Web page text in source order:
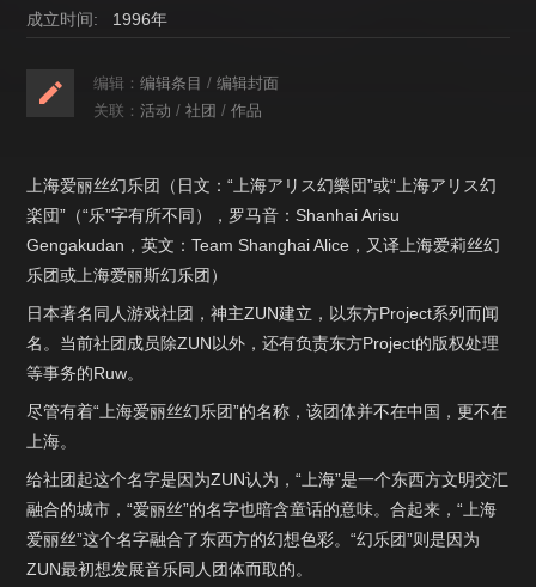
成立时间: 1996年
编辑：编辑条目 /编辑封面
关联：活动 /社团 /作品
上海爱丽丝幻乐团（日文：“上海アリス幻樂団”或“上海アリス幻
楽団”（“乐”字有所不同），罗马音：Shanhai Arisu
Gengakudan，英文：Team Shanghai Alice，又译上海爱莉丝幻
乐团或上海爱丽斯幻乐团）
日本著名同人游戏社团，神主ZUN建立，以东方Project系列而闻
名。当前社团成员除ZUN以外，还有负责东方Project的版权处理
等事务的Ruw。
尽管有着“上海爱丽丝幻乐团”的名称，该团体并不在中国，更不在
上海。
给社团起这个名字是因为ZUN认为，“上海”是一个东西方文明交汇
融合的城市，“爱丽丝”的名字也暗含童话的意味。合起来，“上海
爱丽丝”这个名字融合了东西方的幻想色彩。“幻乐团”则是因为
ZUN最初想发展音乐同人团体而取的。